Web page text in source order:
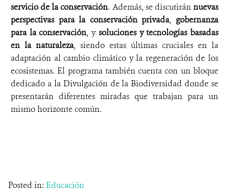
servicio de la conservación. Además, se discutiránnuevas
perspectivas para la conservación privada, gobernanza
para la conservación, y soluciones y tecnologíasbasadas
en la naturaleza, siendo estas últimas cruciales en la
adaptación al cambio climático y la regeneración de los
ecosistemas. El programa también cuenta con un bloque
dedicado a la Divulgación de la Biodiversidad donde se
presentarán diferentes miradas que trabajan para un
mismo horizonte común.
Posted in: Educación